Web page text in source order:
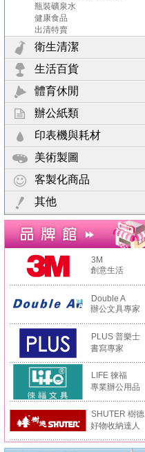
瓶裝礦泉水
健康食品
出清特賣
衛生清潔
生活百貨
體育休閒
辦公紙類
印表機與耗材
美術製圖
客製化商品
其他
3M
創意生活
Double A
辦公文具專家
PLUS 普樂士
書寫專家
LIFE 徠福
專業辦公用品
SHUTER 樹德
好物收納達人